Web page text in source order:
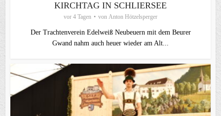
KIRCHTAG IN SCHLIERSEE
vor 4 Tagen von Anton Hötzelsperger
Der Trachtenverein Edelweiß Neubeuern mit dem Beurer
Gwand nahm auch heuer wieder am Alt...